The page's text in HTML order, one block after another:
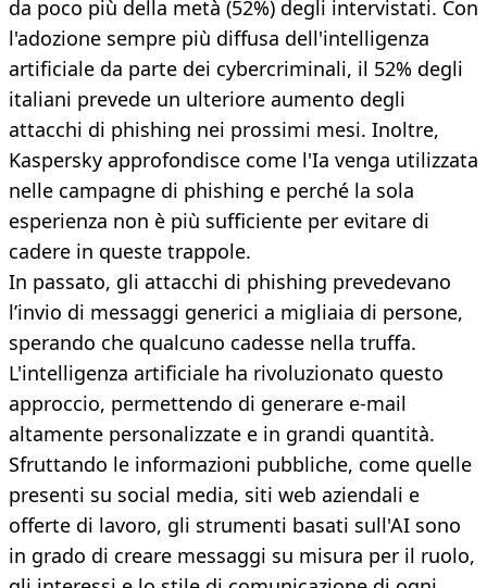
da poco più della metà (52%) degli intervistati. Con
l'adozione sempre più diffusa dell'intelligenza
artificiale da parte dei cybercriminali, il 52% degli
italiani prevede un ulteriore aumento degli
attacchi di phishing nei prossimi mesi. Inoltre,
Kaspersky approfondisce come l'Ia venga utilizzata
nelle campagne di phishing e perché la sola
esperienza non è più sufficiente per evitare di
cadere in queste trappole.
In passato, gli attacchi di phishing prevedevano
l’invio di messaggi generici a migliaia di persone,
sperando che qualcuno cadesse nella truffa.
L'intelligenza artificiale ha rivoluzionato questo
approccio, permettendo di generare e-mail
altamente personalizzate e in grandi quantità.
Sfruttando le informazioni pubbliche, come quelle
presenti su social media, siti web aziendali e
offerte di lavoro, gli strumenti basati sull'AI sono
in grado di creare messaggi su misura per il ruolo,